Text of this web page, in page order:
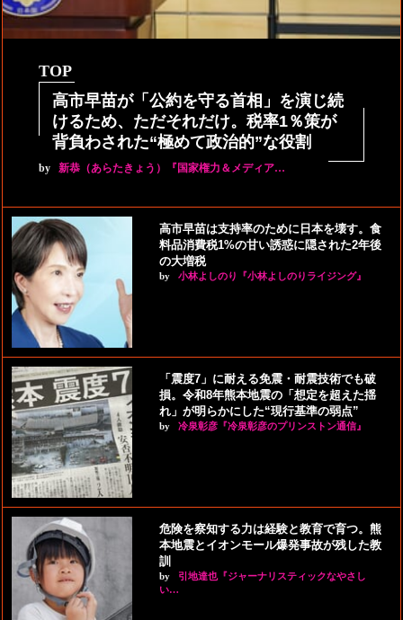
TOP
高市早苗が「公約を守る首相」を演じ続
けるため、ただそれだけ。税率1％策が
背負わされた“極めて政治的”な役割
by 新恭（あらたきょう）『国家権力＆メディア…
高市早苗は支持率のために日本を壊す。食
料品消費税1%の甘い誘惑に隠された2年後
の大増税
by 小林よしのり『小林よしのりライジング』
「震度7」に耐える免震・耐震技術でも破
損。令和8年熊本地震の「想定を超えた揺
れ」が明らかにした“現行基準の弱点”
by 冷泉彰彦『冷泉彰彦のプリンストン通信』
危険を察知する力は経験と教育で育つ。熊
本地震とイオンモール爆発事故が残した教
訓
by
引地達也『ジャーナリスティックなやさし
い…